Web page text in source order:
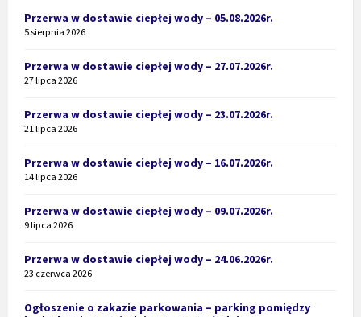
Przerwa w dostawie ciepłej wody – 05.08.2026r.
5 sierpnia 2026
Przerwa w dostawie ciepłej wody – 27.07.2026r.
27 lipca 2026
Przerwa w dostawie ciepłej wody – 23.07.2026r.
21 lipca 2026
Przerwa w dostawie ciepłej wody – 16.07.2026r.
14 lipca 2026
Przerwa w dostawie ciepłej wody – 09.07.2026r.
9 lipca 2026
Przerwa w dostawie ciepłej wody – 24.06.2026r.
23 czerwca 2026
Ogłoszenie o zakazie parkowania – parking pomiędzy